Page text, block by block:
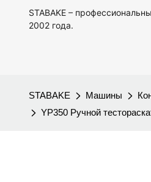
STABAKE –
2002 года.
STABAKE Машины
YP350 Ручной